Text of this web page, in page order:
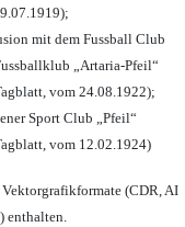
mit dem Fussball Club
„Artaria-Pfeil“
vom 24.08.1922);
Sport Club „Pfeil“
vom 12.02.1924)
(CDR, AI
enthalten.